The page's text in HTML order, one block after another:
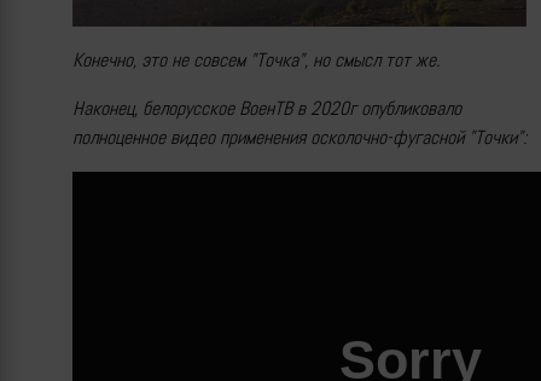
Конечно, это не совсем "Точка", но смысл тот же.
Наконец, белорусское ВоенТВ в 2020г опубликовало
полноценное видео применения осколочно-фугасной "Точки":